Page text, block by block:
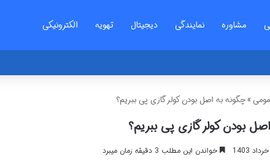
مشاوره نمایندگی دیجیتال تهویه الکترونیکی
» چگونه به اصل بودن کولر گازی پی ببریم؟
بودن کولر گازی پی ببریم؟
خواندن این مطلب 3 دقیقه زمان میبرد